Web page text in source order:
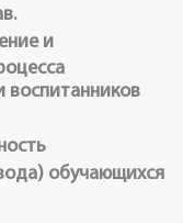
и
обучающихся